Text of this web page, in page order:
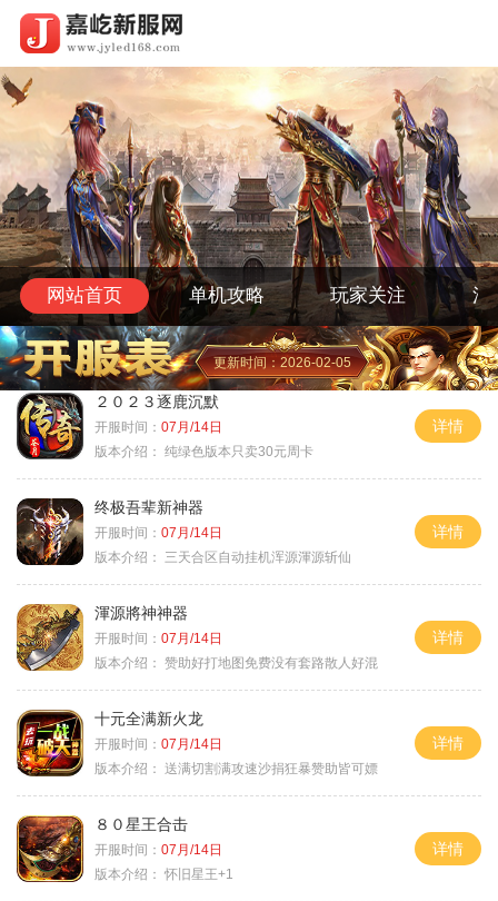
网站首页 单机攻略 玩家关注 活
更新时间：2026-02-05
２０２３逐鹿沉默
开服时间： 07月/14日
版本介绍： 纯绿色版本只卖30元周卡
详情
终极吾辈新神器
开服时间： 07月/14日
版本介绍：
三天合区自动挂机浑源渾源斩仙
详情
渾源將神神器
开服时间： 07月/14日
版本介绍： 赞助好打地图免费没有套路散人好混
详情
十元全满新火龙
开服时间： 07月/14日
版本介绍： 送满切割满攻速沙捐狂暴赞助皆可嫖
详情
８０星王合击
开服时间： 07月/14日
版本介绍： 怀旧星王+1
详情